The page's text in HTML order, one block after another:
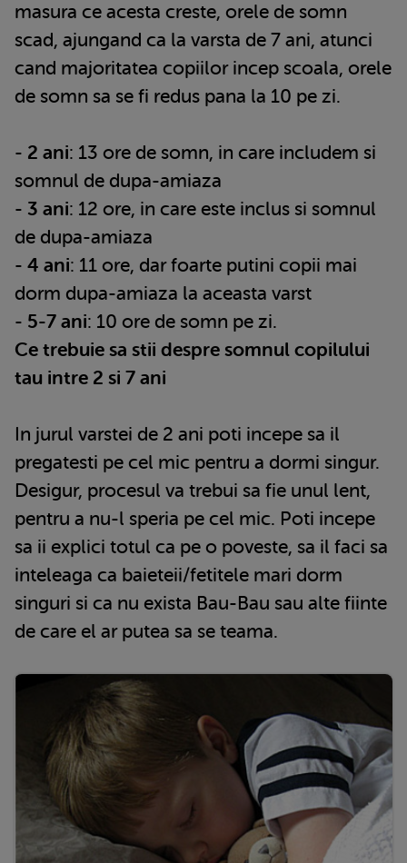
masura ce acesta creste, orele de somn
scad, ajungand ca la varsta de 7 ani, atunci
cand majoritatea copiilor incep scoala, orele
de somn sa se fi redus pana la 10 pe zi.
- 2 ani: 13 ore de somn, in care includem si
somnul de dupa-amiaza
- 3 ani: 12 ore, in care este inclus si somnul
de dupa-amiaza
- 4 ani: 11 ore, dar foarte putini copii mai
dorm dupa-amiaza la aceasta varst
- 5-7 ani: 10 ore de somn pe zi.
Ce trebuie sa stii despre somnul copilului
tau intre 2 si 7 ani
In jurul varstei de 2 ani poti incepe sa il
pregatesti pe cel mic pentru a dormi singur.
Desigur, procesul va trebui sa fie unul lent,
pentru a nu-l speria pe cel mic. Poti incepe
sa ii explici totul ca pe o poveste, sa il faci sa
inteleaga ca baieteii/fetitele mari dorm
singuri si ca nu exista Bau-Bau sau alte fiinte
de care el ar putea sa se teama.